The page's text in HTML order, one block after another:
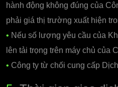
hành động không đúng của
phải giá thị trường xuất hiện
• Nếu số lượng yêu cầu của
lên tải trọng trên máy chủ của
• Công ty từ chối cung cấp